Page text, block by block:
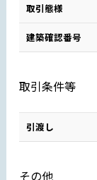
取引態様
建築確認番号
取引条件等
引渡し
その他